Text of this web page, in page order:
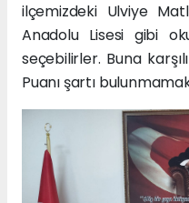
ilçemizdeki Ulviye
Anadolu Lisesi gibi
seçebilirler. Buna
Puanı şartı